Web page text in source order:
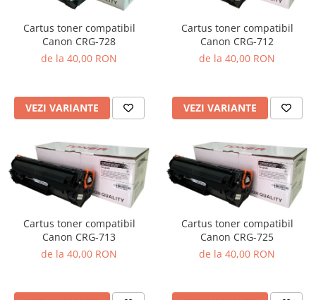
Cartus toner compatibil
Canon CRG-728
de la 40,00 RON
VEZI VARIANTE
Cartus toner compatibil
Canon CRG-712
de la 40,00 RON
VEZI VARIANTE
Cartus toner compatibil
Canon CRG-713
de la 40,00 RON
Cartus toner compatibil
Canon CRG-725
de la 40,00 RON